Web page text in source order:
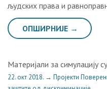
људских права и
ОПШИРНИЈЕ →
Материјали за симулацију
22. окт 2018. → Пројекти